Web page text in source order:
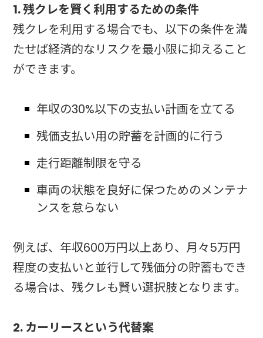
1. 残クレを賢く利用するための条件
残クレを利用する場合でも、以下の条件を満
たせば経済的なリスクを最小限に抑えること
ができます。
年収の30%以下の支払い計画を立てる
残価支払い用の貯蓄を計画的に行う
走行距離制限を守る
車両の状態を良好に保つためのメンテナ
ンスを怠らない
例えば、年収600万円以上あり、月々5万円
程度の支払いと並行して残価分の貯蓄もでき
る場合は、残クレも賢い選択肢となります。
2. カーリースという代替案